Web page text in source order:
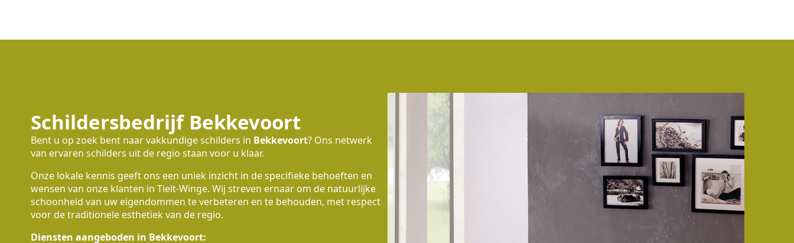
Schildersbedrijf Bekkevoort
Bent u op zoek bent naar vakkundige schilders in Bekkevoort? Ons netwerk
van ervaren schilders uit de regio staan voor u klaar.
Onze lokale kennis geeft ons een uniek inzicht in de specifieke behoeften en
wensen van onze klanten in Tielt-Winge. Wij streven ernaar om de natuurlijke
schoonheid van uw eigendommen te verbeteren en te behouden, met respect
voor de traditionele esthetiek van de regio.
Diensten aangeboden in Bekkevoort: